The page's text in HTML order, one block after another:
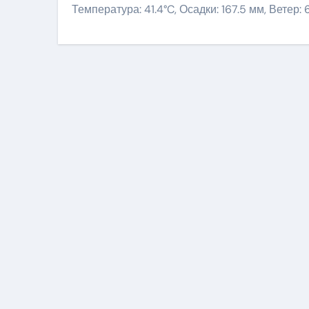
Температура: 41.4°C, Осадки: 167.5 мм,